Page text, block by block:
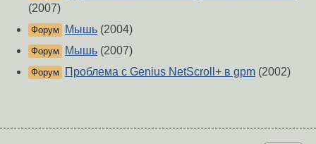
(2007)
Форум Мышь (2004)
Форум Мышь (2007)
Форум Проблема с Genius NetScroll+ в gpm (2002)